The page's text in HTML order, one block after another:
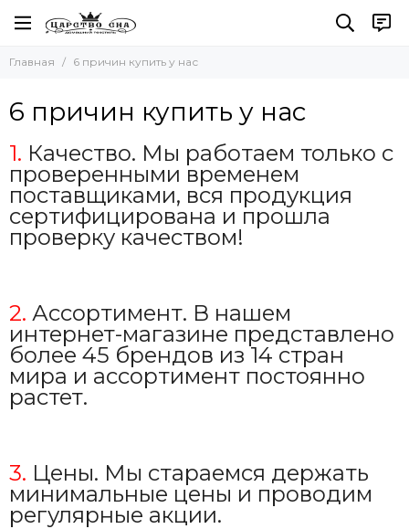
Главная 6 причин купить у нас
6 причин купить у нас
1. Качество. Мы работаем только с
проверенными временем
поставщиками, вся продукция
сертифицирована и прошла
проверку качеством!
2. Ассортимент. В нашем
интернет-магазине представлено
более 45 брендов из 14 стран
мира и ассортимент постоянно
растет.
3. Цены. Мы стараемся держать
минимальные цены и проводим
регулярные акции.